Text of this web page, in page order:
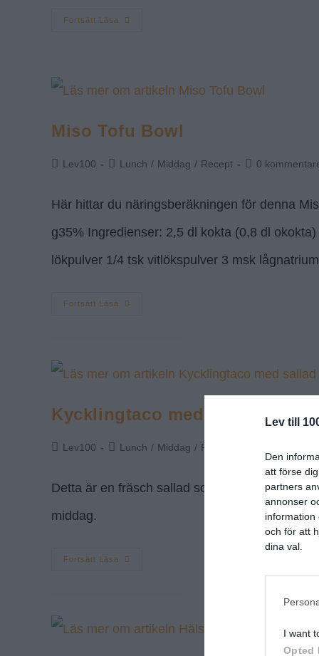
Lev till
Den
att förse
partners
annonser
information
och för att
dina val.
I want
Opted
Fortsätt Läsa
Miso Tofu Bowl
Lev100 Lunch / Middag / Recept 0
Här hittar du näringsberäkningen för denna
g35% Ingredienser: 2,5 dl kokta (0,8 dl
lökpulver 1/4 tsk vitlökspulver 3 msk
Fortsätt Läsa
Kycklingtaco med sallad
Lev100 Lunch / Middag / Recept
Detta är en fräsch sallad som är inspirerad
middag.
Fortsätt Läsa